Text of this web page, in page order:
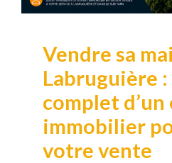
Vendre sa
Labruguière
complet
immobilier
votre vente